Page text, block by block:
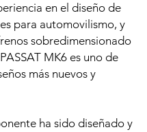
en el diseño de
para automovilismo, y
sobredimensionado
MK6 es uno de
más nuevos y
ha sido diseñado y